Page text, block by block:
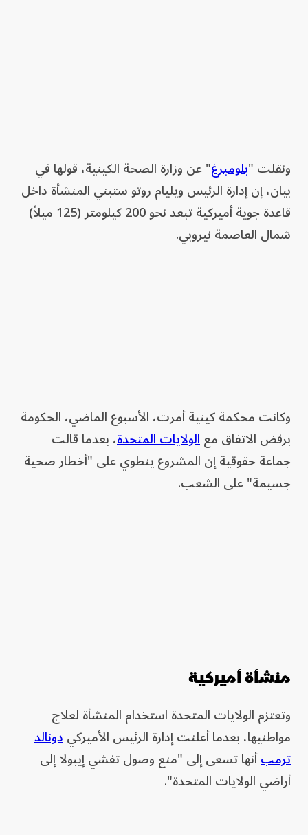
ونقلت "بلومبرغ" عن وزارة الصحة الكينية، قولها في
بيان، إن إدارة الرئيس ويليام روتو ستبني المنشأة داخل
قاعدة جوية أميركية تبعد نحو 200 كيلومتر (125 ميلاً)
شمال العاصمة نيروبي.
وكانت محكمة كينية أمرت، الأسبوع الماضي، الحكومة
برفض الاتفاق معالولايات المتحدة، بعدما قالت
جماعة حقوقية إن المشروع ينطوي على "أخطار صحية
جسيمة" على الشعب.
منشأة أميركية
وتعتزم الولايات المتحدة استخدام المنشأة لعلاج
مواطنيها، بعدما أعلنت إدارة الرئيس الأميركيدونالد
ترمبأنها تسعى إلى "منع وصول تفشي إيبولا إلى
أراضي الولايات المتحدة".